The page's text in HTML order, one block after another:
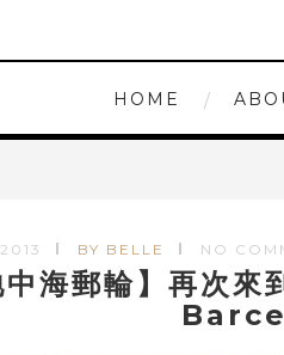
HOME
BY BELLE NO
中海郵輪】再次來